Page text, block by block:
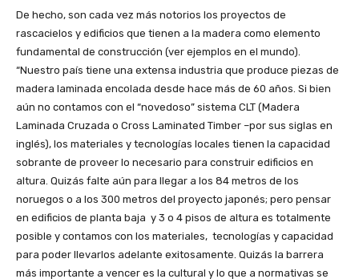
De hecho, son cada vez más notorios los proyectos de
rascacielos y edificios que tienen a la madera como elemento
fundamental de construcción (ver ejemplos en el mundo).
“Nuestro país tiene una extensa industria que produce piezas de
madera laminada encolada desde hace más de 60 años. Si bien
aún no contamos con el “novedoso” sistema CLT (Madera
Laminada Cruzada o Cross Laminated Timber –por sus siglas en
inglés), los materiales y tecnologías locales tienen la capacidad
sobrante de proveer lo necesario para construir edificios en
altura. Quizás falte aún para llegar a los 84 metros de los
noruegos o a los 300 metros del proyecto japonés; pero pensar
en edificios de planta baja y 3 o 4 pisos de altura es totalmente
posible y contamos con los materiales, tecnologías y capacidad
para poder llevarlos adelante exitosamente. Quizás la barrera
más importante a vencer es la cultural y lo que a normativas se